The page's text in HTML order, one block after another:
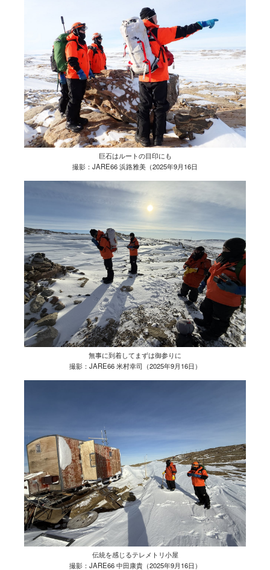
巨石はルートの目印にも
撮影：JARE66 浜路雅美（2025年9月16日
無事に到着してまずは御参りに
撮影：JARE66 米村幸司（2025年9月16日）
伝統を感じるテレメトリ小屋
撮影：JARE66 中田康貴（2025年9月16日）